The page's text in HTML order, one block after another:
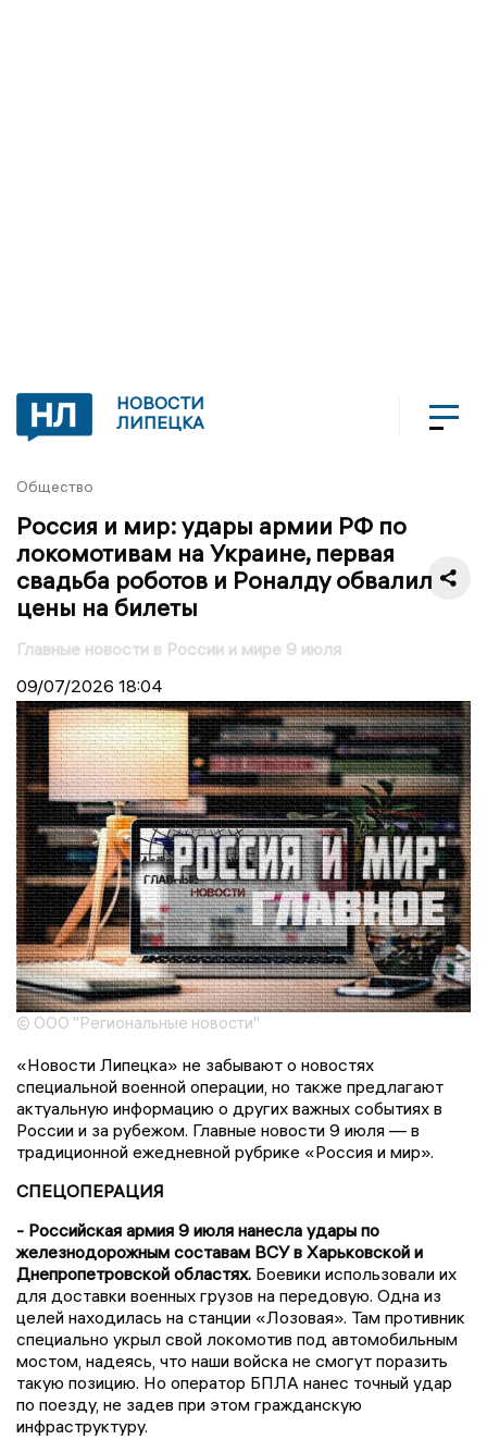
НОВОСТИ
ЛИПЕЦКА
Общество
Россия и мир: удары армии РФ по
локомотивам на Украине, первая
свадьба роботов и Роналду обвалил
цены на билеты
Главные новости в России и мире 9 июля
09/07/2026 18:04
© ООО "Региональные новости"
«Новости Липецка» не забывают о новостях
специальной военной операции, но также предлагают
актуальную информацию о других важных событиях в
России и за рубежом. Главные новости 9 июля — в
традиционной ежедневной рубрике «Россия и мир».
СПЕЦОПЕРАЦИЯ
- Российская армия 9 июля нанесла удары по
железнодорожным составам ВСУ в Харьковской и
Днепропетровской областях. Боевики использовали их
для доставки военных грузов на передовую. Одна из
целей находилась на станции «Лозовая». Там противник
специально укрыл свой локомотив под автомобильным
мостом, надеясь, что наши войска не смогут поразить
такую позицию. Но оператор БПЛА нанес точный удар
по поезду, не задев при этом гражданскую
инфраструктуру.